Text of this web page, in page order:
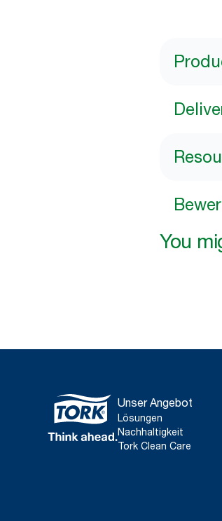
You
Unser Angebot
Lösungen
Nachhaltigkeit
Tork Clean Care